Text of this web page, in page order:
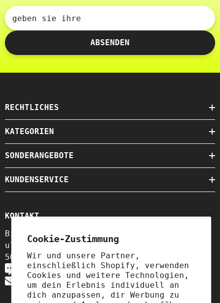
Cookie-Zustimmung
Wir und unsere Partner,
einschließlich Shopify, verwenden
Cookies und weitere Technologien,
um dein Erlebnis individuell an
dich anzupassen, dir Werbung zu
geben sie ihre
ABSENDEN
RECHTLICHES
KATEGORIEN
SONDERANGEBOTE
KUNDENSERVICE
KONTAKT
Biogo S.A.
ul. Szewska 18,
50-139 Wrocław, Polen
+49 3221 224 3801
contact@biolaboratorium.com